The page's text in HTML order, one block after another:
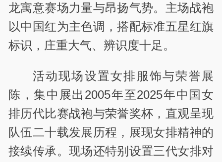
龙寓意赛场力量与昂扬气势。主场战袍
以中国红为主色调，搭配标准五星红旗
标识，庄重大气、辨识度十足。
活动现场设置女排服饰与荣誉展
陈，集中展出2005年至2025年中国女
排历代比赛战袍与荣誉奖杯，直观呈现
队伍二十载发展历程，展现女排精神的
接续传承。现场还特别设置三代女排对